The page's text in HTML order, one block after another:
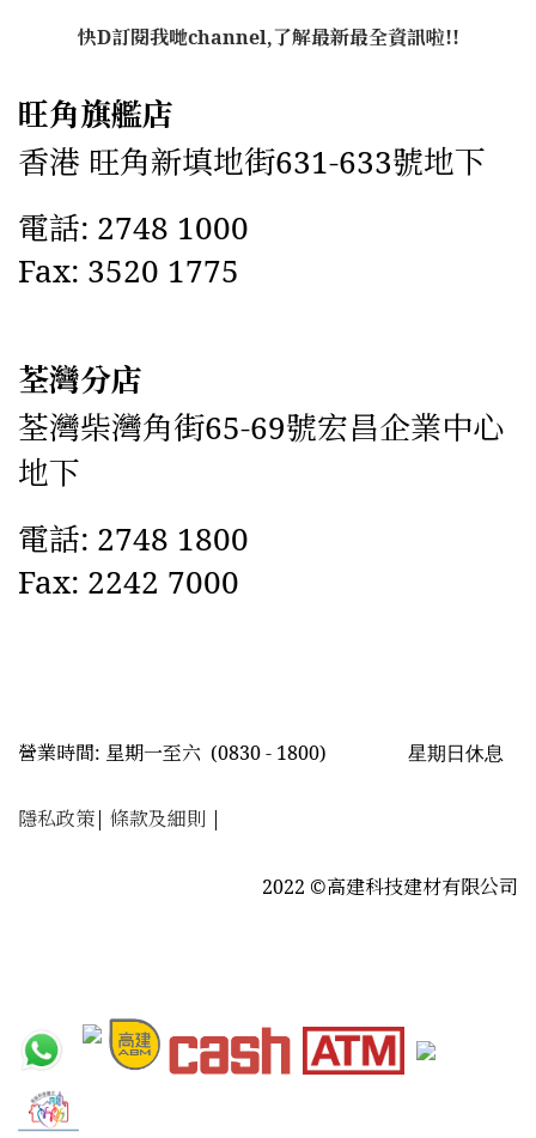
快D訂閱我哋channel,了解最新最全資訊啦!!
旺角旗艦店
香港 旺角新填地街631-633號地下
電話: 2748 1000
Fax: 3520 1775
荃灣分店
荃灣柴灣角街65-69號宏昌企業中心
地下
電話: 2748 1800
Fax: 2242 7000
營業時間: 星期一至六 (0830 - 1800) 星期日休息
隱私政策| 條款及細則 |
2022 ©高建科技建材有限公司